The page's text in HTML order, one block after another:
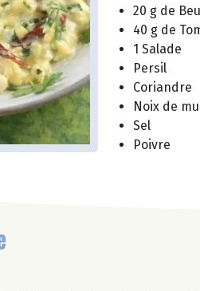
20 g de
40 g de
1 Salade
Persil
Coriandre
Noix de
Sel
Poivre